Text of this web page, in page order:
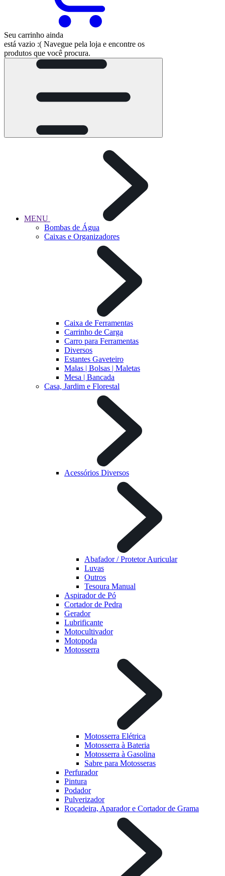
Seu carrinho ainda
está vazio :( Navegue pela loja e encontre os
produtos que você procura.
MENU
Bombas de Água
Caixas e Organizadores
Caixa de Ferramentas
Carrinho de Carga
Carro para Ferramentas
Diversos
Estantes Gaveteiro
Malas | Bolsas | Maletas
Mesa | Bancada
Casa, Jardim e Florestal
Acessórios Diversos
Abafador / Protetor Auricular
Luvas
Outros
Tesoura Manual
Aspirador de Pó
Cortador de Pedra
Gerador
Lubrificante
Motocultivador
Motopoda
Motosserra
Motosserra Elétrica
Motosserra à Bateria
Motosserra à Gasolina
Sabre para Motosseras
Perfurador
Pintura
Podador
Pulverizador
Roçadeira, Aparador e Cortador de Grama